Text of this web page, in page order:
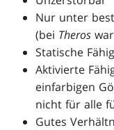
Nur unter
(bei Theros
Statische
Aktivierte
einfarbigen
nicht für alle
Gutes